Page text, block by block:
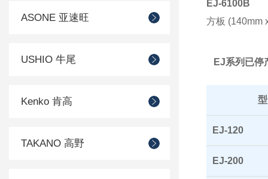
ASONE 亚速旺
USHIO 牛尾
Kenko 肯高
TAKANO 高野
EJ-6100B
方板 (140mm
EJ系列已停
EJ-120
EJ-200